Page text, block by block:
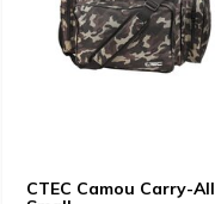
CTEC Camou Carry-All